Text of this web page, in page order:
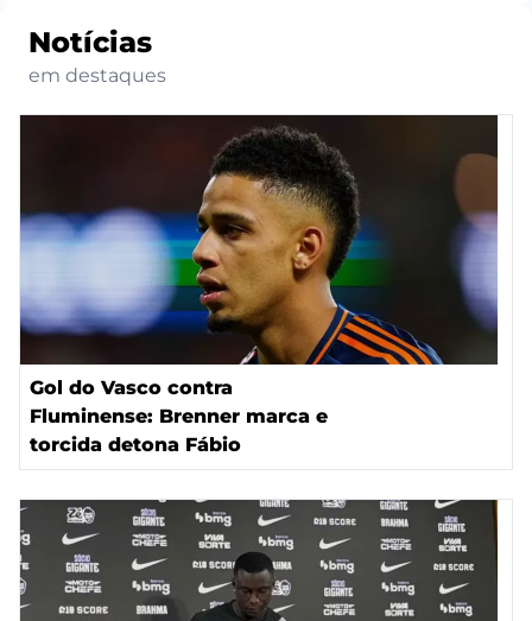
Notícias
em destaques
Gol do Vasco contra
Fluminense: Brenner marca e
torcida detona Fábio